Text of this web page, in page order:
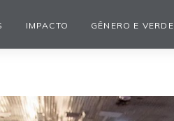
IMPACTO GÊNERO E VERDE